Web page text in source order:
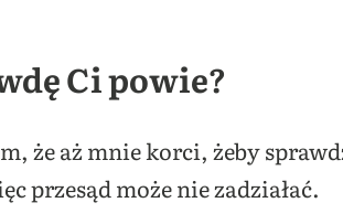
Ci powie?
że aż mnie korci, żeby
przesąd może nie zadziałać.